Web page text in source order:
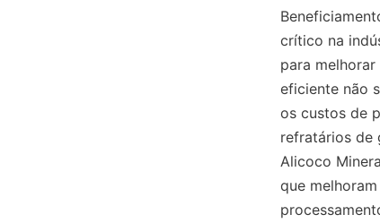
crítico na
para
eficiente não
os custos de
refratários de
Alicoco
que